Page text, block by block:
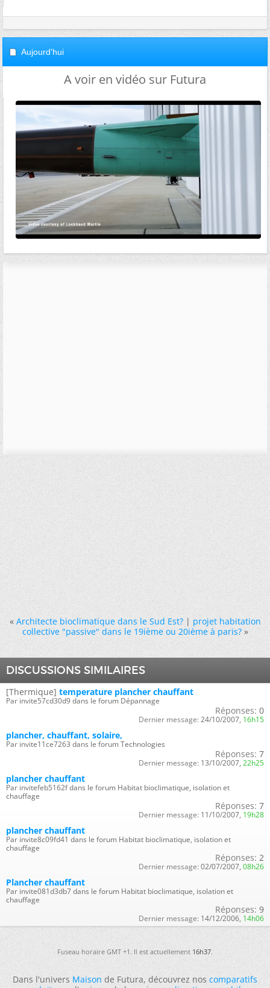
Aujourd'hui
A voir en vidéo sur Futura
« Architecte bioclimatique dans le Sud Est?|projet habitation
collective "passive" dans le 19ième ou 20ième à paris? »
DISCUSSIONS SIMILAIRES
[Thermique] temperature plancher chauffant
Par invite57cd30d9 dans le forum Dépannage
Réponses: 0
Dernier message: 24/10/2007, 16h15
plancher, chauffant, solaire,
Par invite11ce7263 dans le forum Technologies
Réponses: 7
Dernier message: 13/10/2007, 22h25
plancher chauffant
Par invitefeb5162f dans le forum Habitat bioclimatique, isolation et
chauffage
Réponses: 7
Dernier message: 11/10/2007, 19h28
plancher chauffant
Par invite8c09fd41 dans le forum Habitat bioclimatique, isolation et
chauffage
Réponses: 2
Dernier message: 02/07/2007, 08h26
Plancher chauffant
Par invite081d3db7 dans le forum Habitat bioclimatique, isolation et
chauffage
Réponses: 9
Dernier message: 14/12/2006, 14h06
Fuseau horaire GMT +1. Il est actuellement16h37.
Dans l'universMaisonde Futura, découvrez noscomparatifs